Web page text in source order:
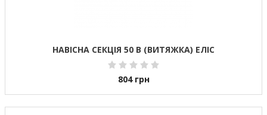
НАВІСНА СЕКЦІЯ 50 В (ВИТЯЖКА) ЕЛІС
804 грн